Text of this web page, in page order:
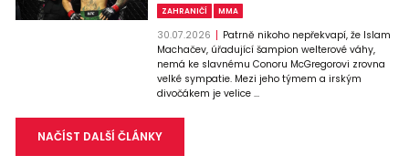
ZAHRANIČÍ MMA
30.07.2026
Patrně nikoho nepřekvapí, že Islam
Machačev, úřadující šampion welterové váhy,
nemá ke slavnému Conoru McGregorovi zrovna
velké sympatie. Mezi jeho týmem a irským
divočákem je velice ...
NAČÍST DALŠÍ ČLÁNKY